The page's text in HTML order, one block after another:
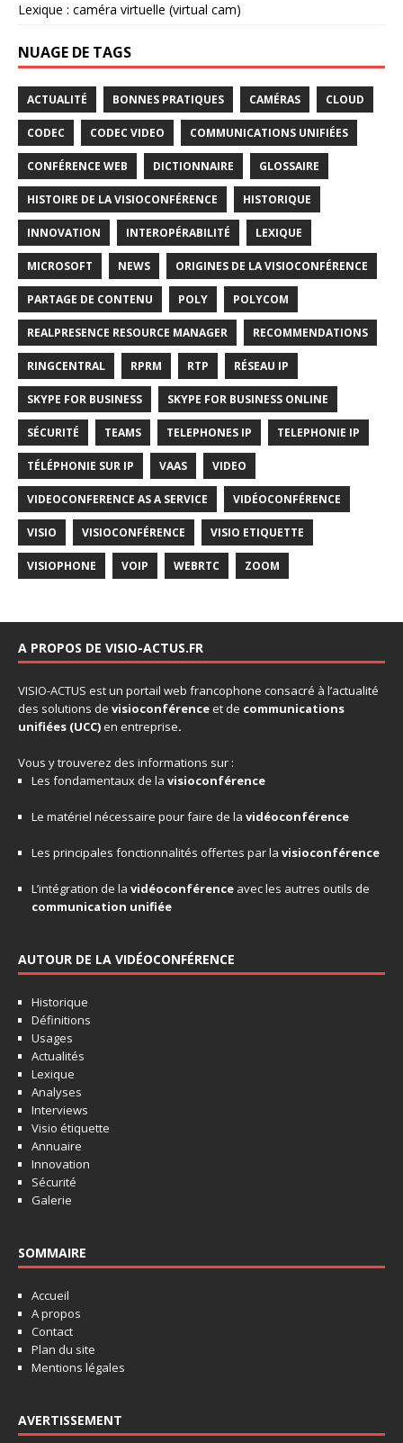
Lexique : caméra virtuelle (virtual cam)
NUAGE DE TAGS
ACTUALITÉ BONNES PRATIQUES CAMÉRAS CLOUD
CODEC CODEC VIDEO COMMUNICATIONS UNIFIÉES
CONFÉRENCE WEB DICTIONNAIRE GLOSSAIRE
HISTOIRE DE LA VISIOCONFÉRENCE HISTORIQUE
INNOVATION INTEROPÉRABILITÉ LEXIQUE
MICROSOFT NEWS ORIGINES DE LA VISIOCONFÉRENCE
PARTAGE DE CONTENU POLY POLYCOM
REALPRESENCE RESOURCE MANAGER RECOMMENDATIONS
RINGCENTRAL RPRM RTP RÉSEAU IP
SKYPE FOR BUSINESS SKYPE FOR BUSINESS ONLINE
SÉCURITÉ TEAMS TELEPHONES IP TELEPHONIE IP
TÉLÉPHONIE SUR IP VAAS VIDEO
VIDEOCONFERENCE AS A SERVICE VIDÉOCONFÉRENCE
VISIO VISIOCONFÉRENCE VISIO ETIQUETTE
VISIOPHONE VOIP WEBRTC ZOOM
A PROPOS DE VISIO-ACTUS.FR
VISIO-ACTUS est un portail web francophone consacré à l’actualité
des solutions de visioconférenceet de communications
unifiées (UCC)en entreprise.
Vous y trouverez des informations sur :
Les fondamentaux de la visioconférence
Le matériel nécessaire pour faire de la vidéoconférence
Les principales fonctionnalités offertes par la visioconférence
L’intégration de la vidéoconférence avec les autres outils de
communication unifiée
AUTOUR DE LA VIDÉOCONFÉRENCE
Historique
Définitions
Usages
Actualités
Lexique
Analyses
Interviews
Visio étiquette
Annuaire
Innovation
Sécurité
Galerie
SOMMAIRE
Accueil
A propos
Contact
Plan du site
Mentions légales
AVERTISSEMENT